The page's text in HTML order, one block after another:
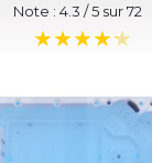
Note : 4.3 / 5 sur72